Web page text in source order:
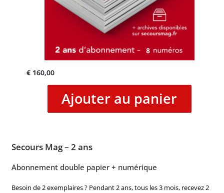
€160,00
Ajouter au panier
Secours Mag – 2 ans
Abonnement double papier + numérique
Besoin de 2 exemplaires ? Pendant 2 ans, tous les 3 mois, recevez 2